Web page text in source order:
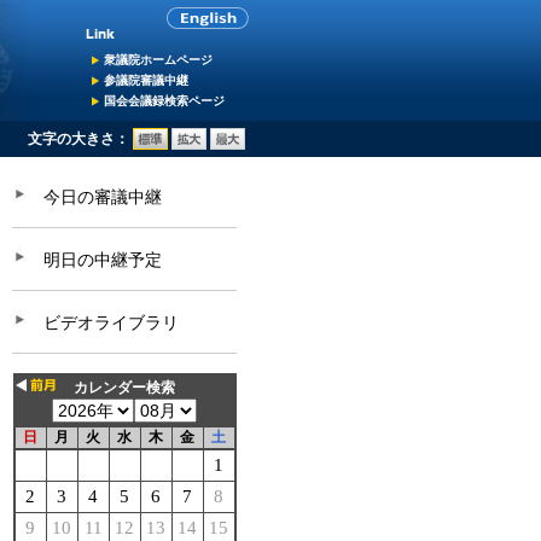
衆議院ホームページ
参議院審議中継
国会会議録検索ページ
文字の大きさ：
今日の審議中継
明日の中継予定
ビデオライブラリ
カレンダー検索
日 月 火 水 木 金 土
1
2
3 4 5 6 7
8
9
10 11 12 13 14
15